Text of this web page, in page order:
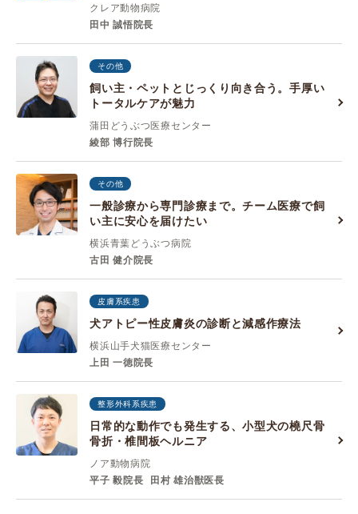
クレア動物病院
田中 誠悟院長
その他
飼い主・ペットとじっくり向き合う。手厚い
トータルケアが魅力
蒲田どうぶつ医療センター
綾部 博行院長
その他
一般診療から専門診療まで。チーム医療で飼
い主に安心を届けたい
横浜青葉どうぶつ病院
古田 健介院長
皮膚系疾患
犬アトピー性皮膚炎の診断と減感作療法
横浜山手犬猫医療センター
上田 一徳院長
整形外科系疾患
日常的な動作でも発生する、小型犬の橈尺骨
骨折・椎間板ヘルニア
ノア動物病院
平子 毅院長
田村 雄治獣医長